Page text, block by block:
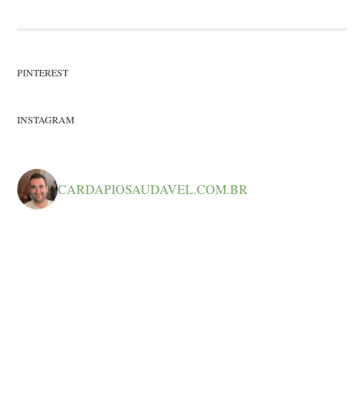
PINTEREST
INSTAGRAM
CARDAPIOSAUDAVEL.COM.BR